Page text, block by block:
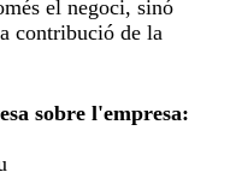
el negoci, sinó
contribució de la
sobre l'empresa: